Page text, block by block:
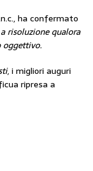
ha confermato
risoluzione qualora
, i migliori auguri
ripresa a